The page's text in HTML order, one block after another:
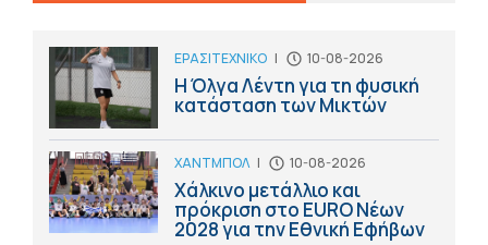
ΕΡΑΣΙΤΕΧΝΙΚΟ | 10-08-2026
Η Όλγα Λέντη για τη φυσική
κατάσταση των Μικτών
ΧΑΝΤΜΠΟΛ | 10-08-2026
Χάλκινο μετάλλιο και
πρόκριση στο ΕURO Nέων
2028 για την Εθνική Εφήβων